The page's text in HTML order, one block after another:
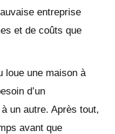
entreprise
et de coûts que
loue une maison à
d’un
un autre. Après tout,
avant que